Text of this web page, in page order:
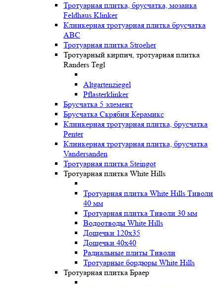
Тротуарная плитка, брусчатка, мозаика
Feldhaus Klinker
Клинкерная тротуарная плитка брусчатка
ABC
Тротуарная плитка Stroeher
Тротуарный кирпич, тротуарная плитка
Randers Tegl
Altgartenziegel
Pflasterklinker
Брусчатка 5 элемент
Брусчатка Скрябин Керамикс
Клинкерная тротуарная плитка, брусчатка
Penter
Клинкерная тротуарная плитка, брусчатка
Vandersanden
Тротуарная плитка Steingot
Тротуарная плитка White Hills
Тротуарная плитка White Hills Тиволи
40 мм
Тротуарная плитка Тиволи 30 мм
Водоотводы White Hills
Дощечки 120x35
Дощечки 40x40
Радиальные плиты Тиволи
Тротуарные бордюры White Hills
Тротуарная плитка Браер